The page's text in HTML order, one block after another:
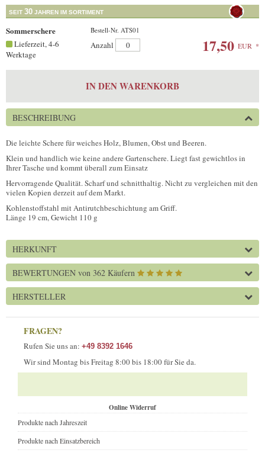
SEIT 30 JAHREN IM SORTIMENT
Sommerschere Bestell-Nr. ATS01
Lieferzeit, 4-6
Werktage
Anzahl 17,50 EUR *
IN DEN WARENKORB
BESCHREIBUNG
Die leichte Schere für weiches Holz, Blumen, Obst und Beeren.
Klein und handlich wie keine andere Gartenschere. Liegt fast gewichtlos in
Ihrer Tasche und kommt überall zum Einsatz
Hervorragende Qualität. Scharf und schnitthaltig. Nicht zu vergleichen mit den
vielen Kopien derzeit auf dem Markt.
Kohlenstoffstahl mit Antirutchbeschichtung am Griff.
Länge 19 cm, Gewicht 110 g
HERKUNFT
BEWERTUNGEN von 362 Käufern
HERSTELLER
FRAGEN?
Rufen Sie uns an: +49 8392 1646
Wir sind Montag bis Freitag 8:00 bis 18:00 für Sie da.
Online Widerruf
Produkte nach Jahreszeit
Produkte nach Einsatzbereich